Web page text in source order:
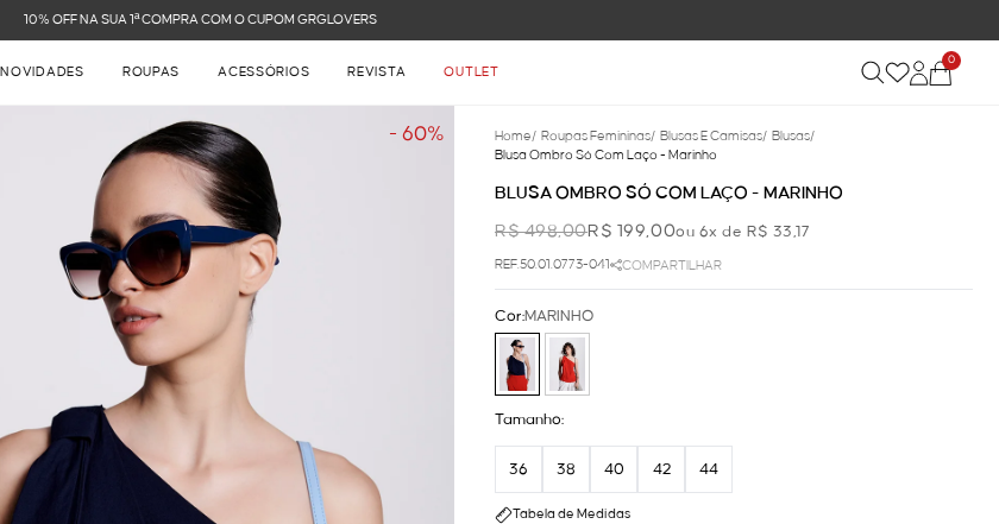
FRETE GRÁTIS NAS COMPRAS ACIMA DE R$ 899
NOVIDADES ROUPAS ACESSÓRIOS REVISTA OUTLET
0
- 60% Home/ Roupas Femininas/ Blusas E Camisas/ Blusas/
Blusa Ombro Só Com Laço - Marinho
BLUSA OMBRO SÓ COM LAÇO - MARINHO
R$ 498,00R$ 199,00ou 6x de R$ 33,17
REF.50.01.0773-041 COMPARTILHAR
Cor:MARINHO
Tamanho:
36 38 40 42 44
Tabela de Medidas